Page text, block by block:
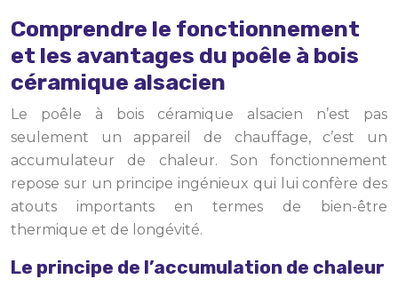
Comprendre le fonctionnement
et les avantages du poêle à bois
céramique alsacien
Le poêle à bois céramique alsacien n’est pas
seulement un appareil de chauffage, c’est un
accumulateur de chaleur. Son fonctionnement
repose sur un principe ingénieux qui lui confère des
atouts importants en termes de bien-être
thermique et de longévité.
Le principe de l’accumulation de chaleur